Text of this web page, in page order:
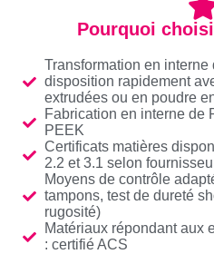
Pourquoi
Transformation en
disposition rapidement
extrudées ou en poudre
Fabrication en interne de
PEEK
Certificats matières
2.2 et 3.1 selon
Moyens de contrôle
tampons, test de dureté
rugosité)
Matériaux répondant aux
: certifié ACS